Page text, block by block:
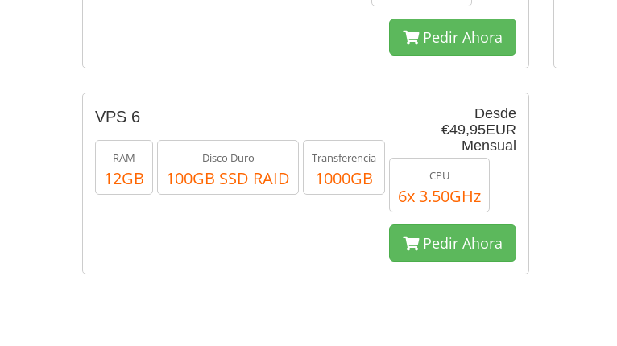
Pedir Ahora
Desde
€49,95EUR
Mensual
VPS 6
RAM
12GB
Disco Duro
100GB SSD RAID
Transferencia
1000GB CPU
6x 3.50GHz
Pedir Ahora